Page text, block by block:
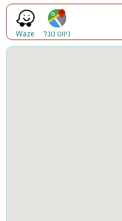
חצר
מרחב מוגן Waze ניווט גוגל